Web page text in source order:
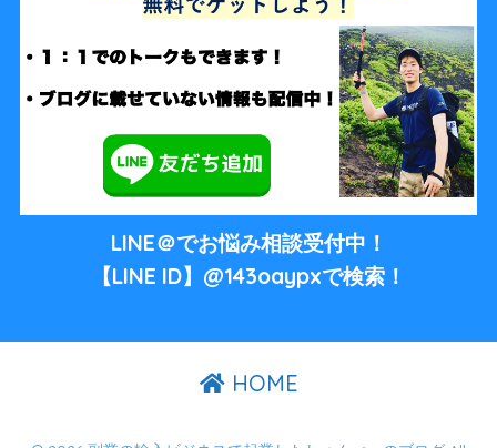
LINE＠でお悩み相談受付中！
【LINE ID】@143oaypxで検索！
HOME